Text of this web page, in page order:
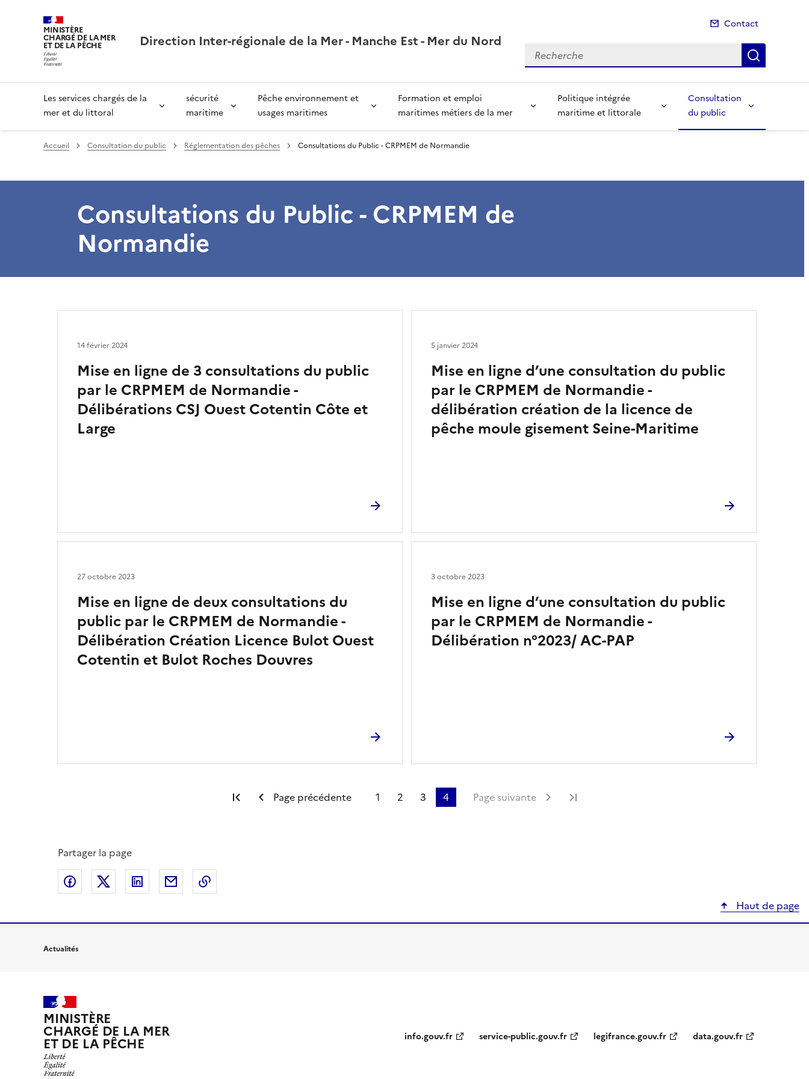
MINISTÈRE
CHARGÉ DE LA MER
ET DE LA PÊCHE Direction Inter-régionale de la Mer - Manche Est - Mer du Nord
Contact
Recherche
Les services chargés de la
mer et du littoral
sécurité
maritime
Pêche environnement et
usages maritimes
Formation et emploi
maritimes métiers de la mer
Politique intégrée
maritime et littorale
Consultation
du public
Accueil Consultation du public Réglementation des pêches Consultations du Public - CRPMEM de Normandie
Consultations du Public - CRPMEM de
Normandie
Mise en ligne de 3 consultations du public
par le CRPMEM de Normandie -
Délibérations CSJ Ouest Cotentin Côte et
Large
14 février 2024
Mise en ligne d’une consultation du public
par le CRPMEM de Normandie -
délibération création de la licence de
pêche moule gisement Seine-Maritime
5 janvier 2024
Mise en ligne de deux consultations du
public par le CRPMEM de Normandie -
Délibération Création Licence Bulot Ouest
Cotentin et Bulot Roches Douvres
27 octobre 2023
Mise en ligne d’une consultation du public
par le CRPMEM de Normandie -
Délibération n°2023/ AC-PAP
3 octobre 2023
Première page
Page précédente 1 2 3 4 Page suivante
Partager la page
Partager sur Facebook
Partager sur XPartager sur LinkedIn
Partager par email
Haut de page
Actualités
MINISTÈRE
CHARGÉ DE LA MER
ET DE LA PÊCHE info.gouv.fr service-public.gouv.fr legifrance.gouv.fr data.gouv.fr